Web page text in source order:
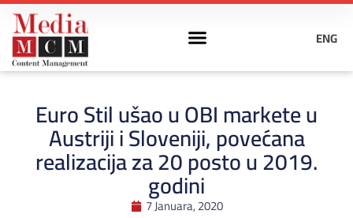
ENG
Euro Stil ušao u OBI markete u
Austriji i Sloveniji, povećana
realizacija za 20 posto u 2019.
godini
7 Januara, 2020